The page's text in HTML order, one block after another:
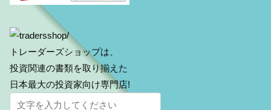
トレーダーズショップは、
投資関連の書類を取り揃えた
日本最大の投資家向け専門店!